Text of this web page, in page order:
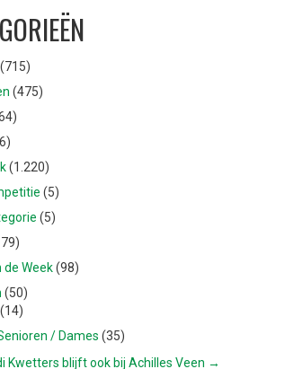
(715)
(475)
(1.220)
(5)
(5)
de Week(98)
(50)
(14)
/ Dames (35)
Kwetters blijft ook bij Achilles Veen →